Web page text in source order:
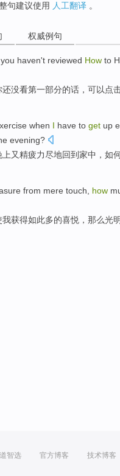
句建议使用 人工翻译 。
权威例句
you haven't reviewed How to
还没看第一部分的话 ， 可以 点
when I have to get up
evening?
上又精疲力尽地回到家中 ， 如
from mere touch how
我获得如此多的喜悦 ，那么光明
智选 官方博客 技术博客